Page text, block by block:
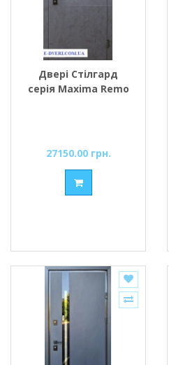
Двері Стілгард
серія Maxima Remo
27150.00 грн.